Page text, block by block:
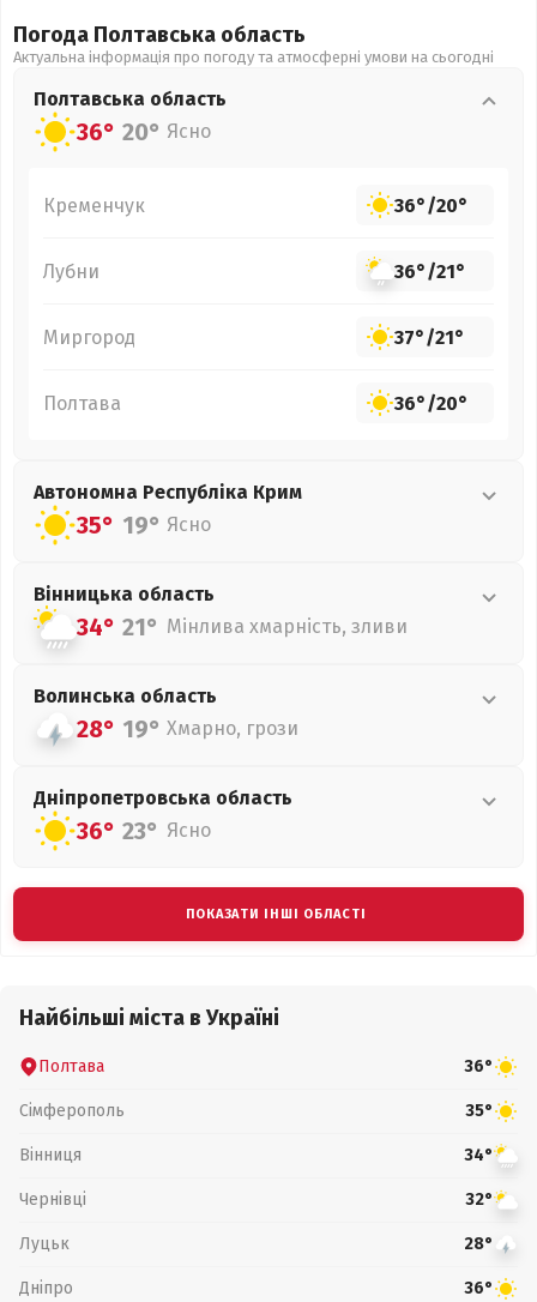
Погода Полтавська область
Актуальна інформація про погоду та атмосферні умови на сьогодні
Полтавська область
36° 20° Ясно
Кременчук 36°/20°
Лубни 36°/21°
Миргород 37°/21°
Полтава 36°/20°
Автономна Республіка Крим
35° 19° Ясно
Вінницька область
34° 21° Мінлива хмарність, зливи
Волинська область
28° 19° Хмарно, грози
Дніпропетровська область
36° 23° Ясно
ПОКАЗАТИ ІНШІ ОБЛАСТІ
Найбільші міста в Україні
Полтава 36°
Сімферополь 35°
Вінниця 34°
Чернівці 32°
Луцьк 28°
Дніпро 36°